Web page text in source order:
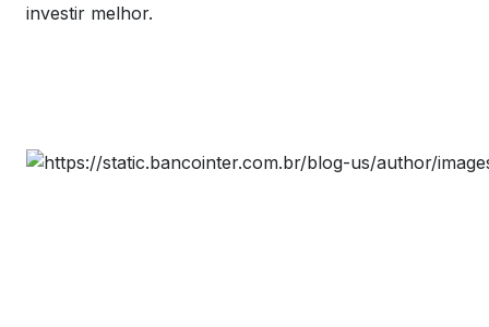
investir melhor.